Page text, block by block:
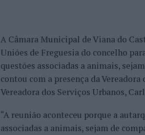
A Câmara Municipal de Viana do
Uniões de Freguesia do concelho
questões associadas a animais,
contou com a presença da
Vereadora dos Serviços Urbanos,
“A reunião aconteceu porque a
associadas a animais, sejam de